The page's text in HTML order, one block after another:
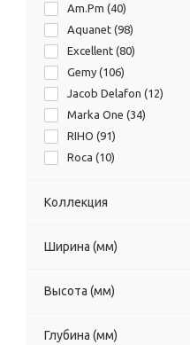
Am.Pm (40)
Aquanet (98)
Excellent (80)
Gemy (106)
Jacob Delafon (12)
Marka One (34)
RIHO (91)
Roca (10)
Vagnerplast (
Коллекция
Ширина (мм)
Высота (мм)
Глубина (мм)